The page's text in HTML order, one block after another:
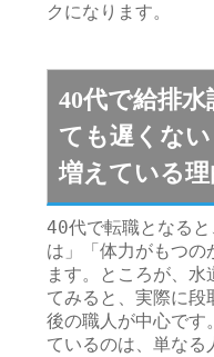
クになります。
40代で給排
ても遅くな
増えている理
40代で転職となる
は」「体力がもつの
ます。ところが、
てみると、実際に
後の職人が中心です
ているのは、単なる